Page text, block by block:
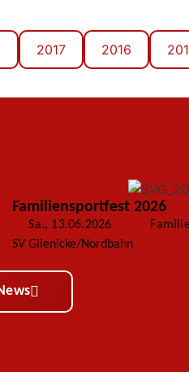
2017 2016
Familiensportfest 2026
Sa., 13.06.2026
SV Glienicke/Nordbahn